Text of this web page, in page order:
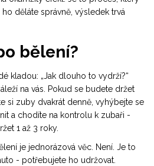
děláte správně, výsledek trvá
bělení?
kladou: „Jak dlouho to vydrží?“
na vás. Pokud se budete držet
si zuby dvakrát denně, vyhýbejte se
a chodíte na kontrolu k zubaři -
1 až 3 roky.
je jednorázová věc. Není. Je to
- potřebujete ho udržovat.